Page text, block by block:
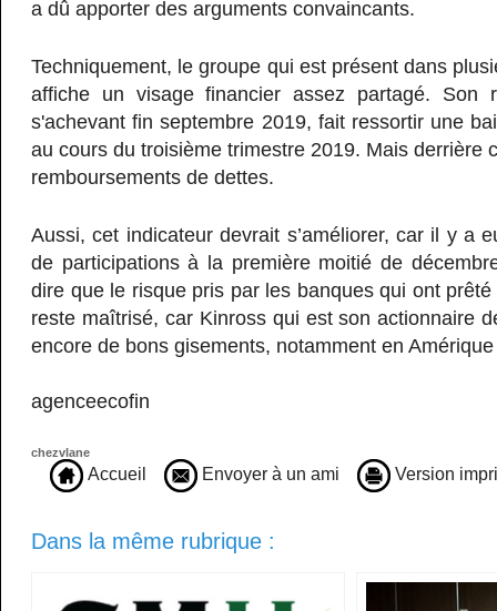
a dû apporter des arguments convaincants.
Techniquement, le groupe qui est présent dans
affiche un visage financier assez partagé. Son
s'achevant fin septembre 2019, fait ressortir une
au cours du troisième trimestre 2019. Mais derrière
remboursements de dettes.
Aussi, cet indicateur devrait s’améliorer, car il y a
de participations à la première moitié de
dire que le risque pris par les banques qui ont prêté
reste maîtrisé, car Kinross qui est son actionnaire
encore de bons gisements, notamment en
agenceecofin
chezvlane
Accueil Envoyer à un ami Version
Dans la même rubrique :